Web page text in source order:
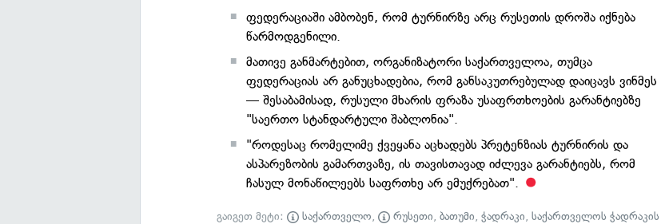
ფედერაციაში ამბობენ, რომ ტურნირზე არც რუსეთის დროშა იქნება
წარმოდგენილი.
მათივე განმარტებით, ორგანიზატორი საქართველოა, თუმცა
ფედერაციას არ განუცხადებია, რომ განსაკუთრებულად დაიცავს ვინმეს
— შესაბამისად, რუსული მხარის ფრაზა უსაფრთხოების გარანტიებზე
"საერთო სტანდარტული შაბლონია".
"როდესაც რომელიმე ქვეყანა აცხადებს პრეტენზიას ტურნირის და
ასპარეზობის გამართვაზე, ის თავისთავად იძლევა გარანტიებს, რომ
ჩასულ მონაწილეებს საფრთხე არ ემუქრებათ".
გაიგეთ მეტი: საქართველო, რუსეთი,ბათუმი,ჭადრაკი,საქართველოს ჭადრაკის